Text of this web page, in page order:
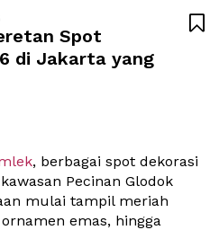
Spot
di Jakarta yang

, berbagai spot dekorasi
Pecinan Glodok
mulai tampil meriah
emas, hingga